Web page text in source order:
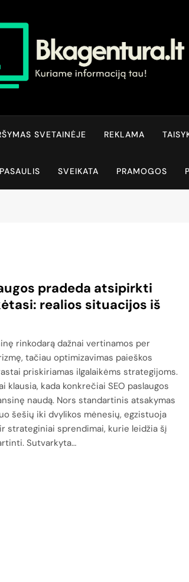
SVETAINĖJE REKLAMA
PASAULIS SVEIKATA PRAMOGOS
pradeda atsipirkti
realios situacijos iš
rinkodarą dažnai vertinamos per
tačiau optimizavimas paieškos
priskiriamas ilgalaikėms strategijoms.
klausia, kada konkrečiai SEO paslaugos
naudą. Nors standartinis atsakymas
šešių iki dvylikos mėnesių, egzistuoja
strateginiai sprendimai, kurie leidžia šį
Sutvarkyta…